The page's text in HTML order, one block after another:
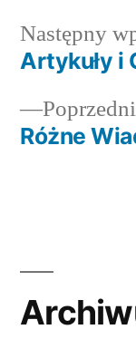
wpisu
Różne
Następny
Artykuły i